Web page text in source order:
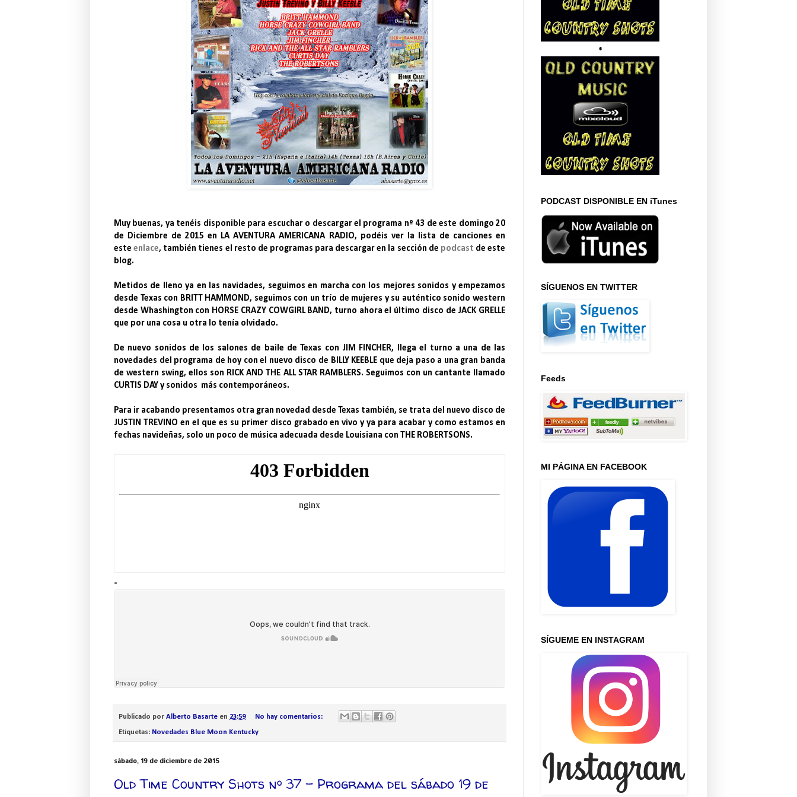
Muy buenas, ya tenéis disponible para escuchar o descargar el programa nº 43 de este domingo 20
de Diciembre de 2015 en LA AVENTURA AMERICANA RADIO, podéis ver la lista de canciones en
esteenlace, también tienes el resto de programas para descargar en la sección de podcast de este
blog.
Metidos de lleno ya en las navidades, seguimos en marcha con los mejores sonidos y empezamos
desde Texas con BRITT HAMMOND, seguimos con un trío de mujeres y su auténtico sonido western
desde Whashington con HORSE CRAZY COWGIRL BAND, turno ahora el último disco de JACK GRELLE
que por una cosa u otra lo tenía olvidado.
De nuevo sonidos de los salones de baile de Texas con JIM FINCHER, llega el turno a una de las
novedades del programa de hoy con el nuevo disco de BILLY KEEBLE que deja paso a una gran banda
de western swing, ellos son RICK AND THE ALL STAR RAMBLERS. Seguimos con un cantante llamado
CURTIS DAY y sonidos más contemporáneos.
Para ir acabando presentamos otra gran novedad desde Texas también, se trata del nuevo disco de
JUSTIN TREVINO en el que es su primer disco grabado en vivo y ya para acabar y como estamos en
fechas navideñas, solo un poco de música adecuada desde Louisiana con THE ROBERTSONS.
-
Publicado por Alberto Basarte en 23:59 No hay comentarios:
Etiquetas: Novedades Blue Moon Kentucky
sábado, 19 de diciembre de 2015
Old Time Country Shots nº 37 – Programa del sábado 19 de
*
PODCAST DISPONIBLE EN iTunes
SÍGUENOS EN TWITTER
Feeds
MI PÁGINA EN FACEBOOK
SÍGUEME EN INSTAGRAM